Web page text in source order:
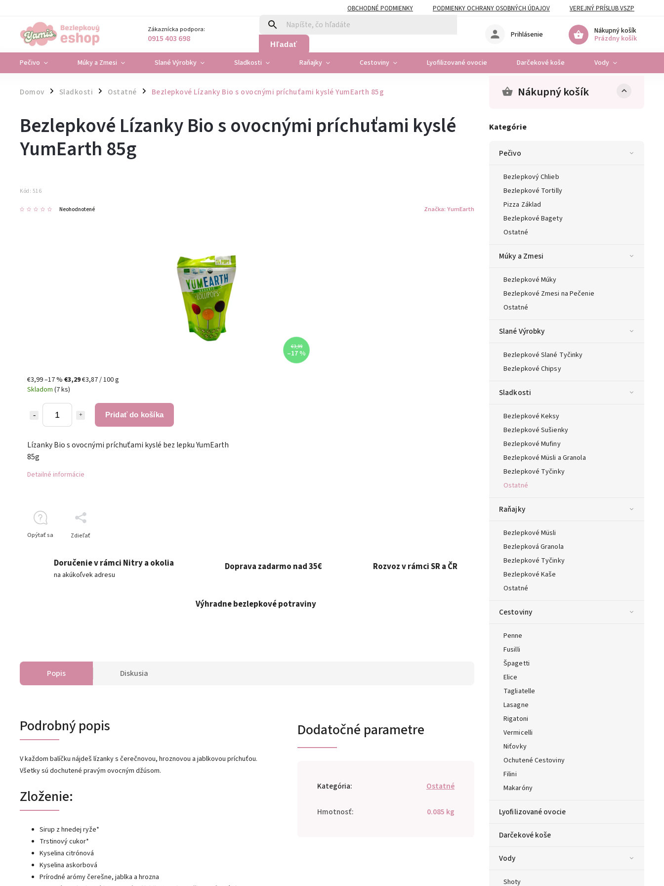
OBCHODNÉ PODMIENKY PODMIENKY OCHRANY OSOBNÝCH ÚDAJOV VEREJNÝ PRÍSLUB VSZP
Zákaznícka podpora:
0915 403 698 Hľadať
Nákupný košík
Prázdny košík
Prihlásenie
Pečivo Múky a Zmesi Slané Výrobky Sladkosti Raňajky Cestoviny Lyofilizované ovocie Darčekové koše Vody
Domov / Sladkosti / Ostatné / Bezlepkové Lízanky Bio s ovocnými príchuťami kyslé YumEarth 85g Nákupný košík
Kategórie
Pečivo
Bezlepkový Chlieb
Bezlepkové Tortilly
Pizza Základ
Bezlepkové Bagety
Ostatné
Múky a Zmesi
Bezlepkové Múky
Bezlepkové Zmesi na Pečenie
Ostatné
Slané Výrobky
Bezlepkové Slané Tyčinky
Bezlepkové Chipsy
Sladkosti
Bezlepkové Keksy
Bezlepkové Sušienky
Bezlepkové Mufiny
Bezlepkové Müsli a Granola
Bezlepkové Tyčinky
Ostatné
Raňajky
Bezlepkové Müsli
Bezlepková Granola
Bezlepkové Tyčinky
Bezlepkové Kaše
Ostatné
Cestoviny
Penne
Fusilli
Špagetti
Elice
Tagliatelle
Lasagne
Rigatoni
Vermicelli
Niťovky
Ochutené Cestoviny
Filini
Makaróny
Lyofilizované ovocie
Darčekové koše
Vody
Shoty
Bezlepkové Lízanky Bio s ovocnými príchuťami kyslé
YumEarth 85g
Kód: 516
Neohodnotené Značka: YumEarth
€3,99
–17 %
€3,99–17 % €3,29€3,87 / 100 g
Skladom (7 ks)
Pridať do košíka
Lízanky Bio s ovocnými príchuťami kyslé bez lepku YumEarth
85g
Detailné informácie
Opýtať sa Zdieľať
Doručenie v rámci Nitry a okolia
na akúkoľvek adresu
Doprava zadarmo nad 35€ Rozvoz v rámci SR a ČR
Výhradne bezlepkové potraviny
Popis Diskusia
Podrobný popis
V každom balíčku nájdeš lízanky s čerečnovou, hroznovou a jablkovou príchuťou.
Všetky sú dochutené pravým ovocným džúsom.
Zloženie:
Sirup z hnedej ryže*
Trstinový cukor*
Kyselina citrónová
Kyselina askorbová
Prírodné arómy čerešne, jablka a hrozna
Dodatočné parametre
Kategória: Ostatné
Hmotnosť: 0.085 kg